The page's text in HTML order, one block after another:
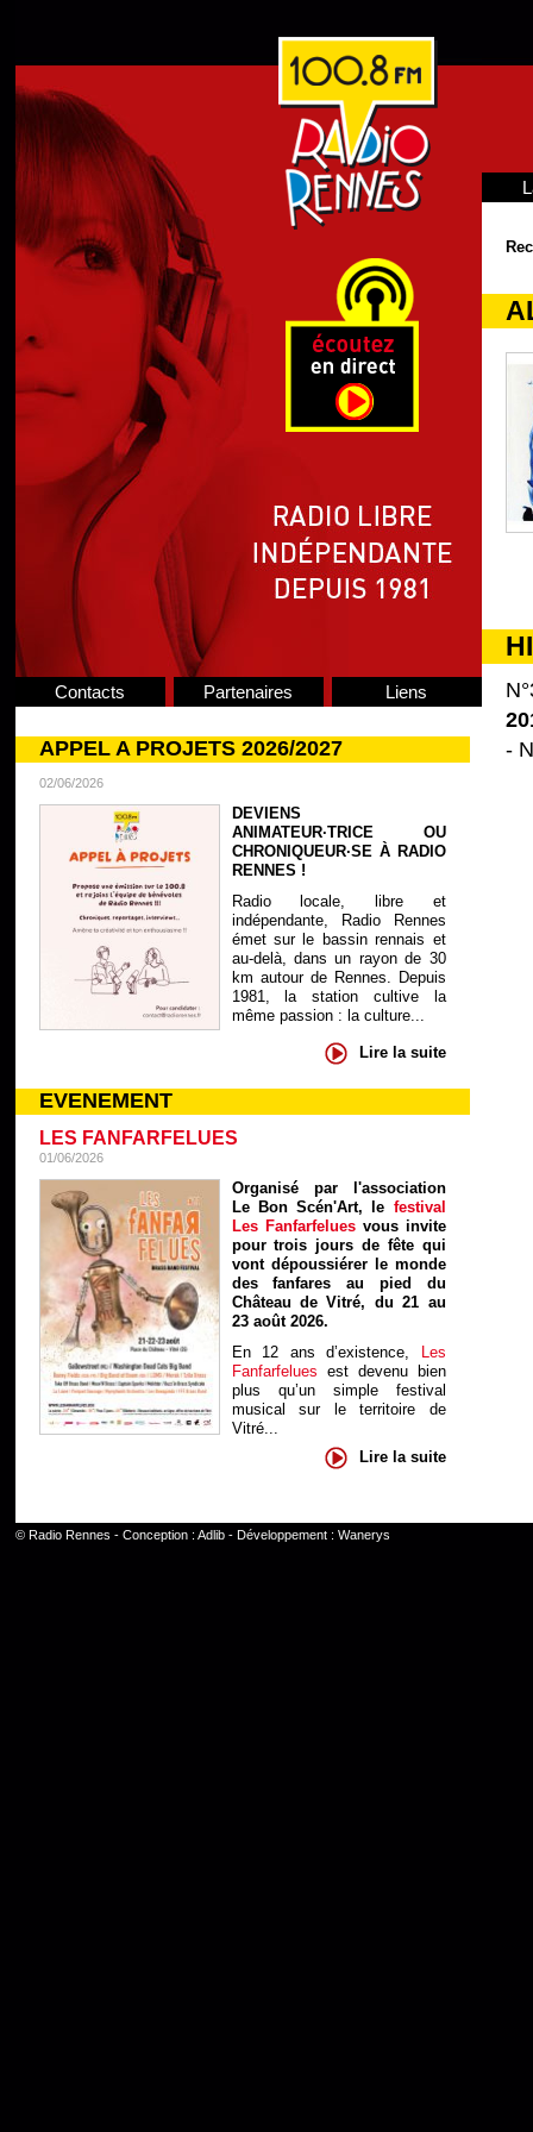
Contacts Partenaires Liens
APPEL A PROJETS 2026/2027
02/06/2026
DEVIENS
ANIMATEUR·TRICE OU
CHRONIQUEUR·SE À RADIO
RENNES !
Radio locale, libre et
indépendante, Radio Rennes
émet sur le bassin rennais et
au-delà, dans un rayon de 30
km autour de Rennes. Depuis
1981, la station cultive la
même passion : la culture...
Lire la suite
EVENEMENT
LES FANFARFELUES
01/06/2026
Organisé par l'association
Le Bon Scén'Art, le festival
Les Fanfarfelues vous invite
pour trois jours de fête qui
vont dépoussiérer le monde
des fanfares au pied du
Château de Vitré, du 21 au
23 août 2026.
En 12 ans d’existence, Les
Fanfarfelues est devenu bien
plus qu’un simple festival
musical sur le territoire de
Vitré...
Lire la suite
-
© Radio Rennes - Conception : Adlib- Développement : Wanerys